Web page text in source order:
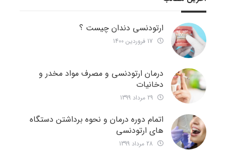
ارتودنسی دندان چیست ؟
درمان ارتودنسی و مصرف مواد مخدر و
دخانیات
اتمام دوره درمان و نحوه برداشتن دستگاه
های ارتودنسی